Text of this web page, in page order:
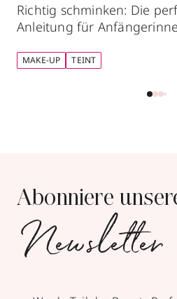
Richtig schminken: Die
Anleitung für
MAKE-UP TEINT
Abonniere
Newsletter